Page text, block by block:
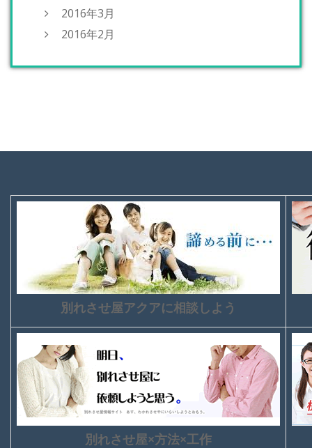
2016年3月
2016年2月
別れさせ屋アクアに相談しよう
別れさせ屋×方法×工作